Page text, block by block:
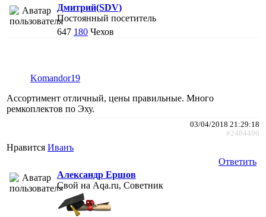
Дмитрий(SDV)
Постоянный посетитель
647 180 Чехов
Komandor19
Ассортимент отличный, цены правильные. Много
ремкоплектов по Эху.
03/04/2018 21:29:18
#2484496
Нравится Иванъ
Ответить
Александр Ершов
Свой на Aqa.ru, Советник